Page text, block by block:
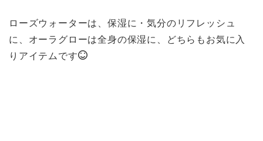
ローズウォーターは、保湿に・気分のリフレッシュ
に、オーラグローは全身の保湿に、どちらもお気に入
りアイテムです